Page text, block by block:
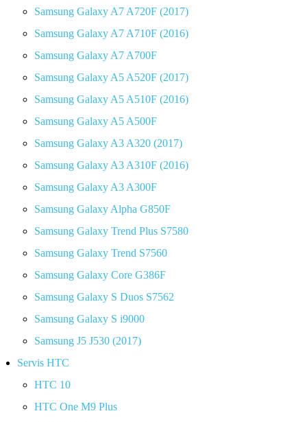
Samsung Galaxy A7 A720F (2017)
Samsung Galaxy A7 A710F (2016)
Samsung Galaxy A7 A700F
Samsung Galaxy A5 A520F (2017)
Samsung Galaxy A5 A510F (2016)
Samsung Galaxy A5 A500F
Samsung Galaxy A3 A320 (2017)
Samsung Galaxy A3 A310F (2016)
Samsung Galaxy A3 A300F
Samsung Galaxy Alpha G850F
Samsung Galaxy Trend Plus S7580
Samsung Galaxy Trend S7560
Samsung Galaxy Core G386F
Samsung Galaxy S Duos S7562
Samsung Galaxy S i9000
Samsung J5 J530 (2017)
Servis HTC
HTC 10
HTC One M9 Plus